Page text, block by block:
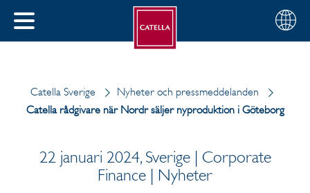
STÄNG
Välj
din
Svenska
Catella Sverige
Nyheter och pressmeddelanden
Catella rådgivare när Nordr säljer nyproduktion i Göteborg
22 januari 2024, Sverige | Corporate
Finance | Nyheter